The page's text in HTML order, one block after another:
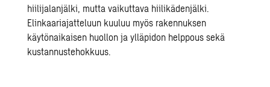
hiilijalanjälki, mutta vaikuttava hiilikädenjälki.
Elinkaariajatteluun kuuluu myös rakennuksen
käytönaikaisen huollon ja ylläpidon helppous sekä
kustannustehokkuus.